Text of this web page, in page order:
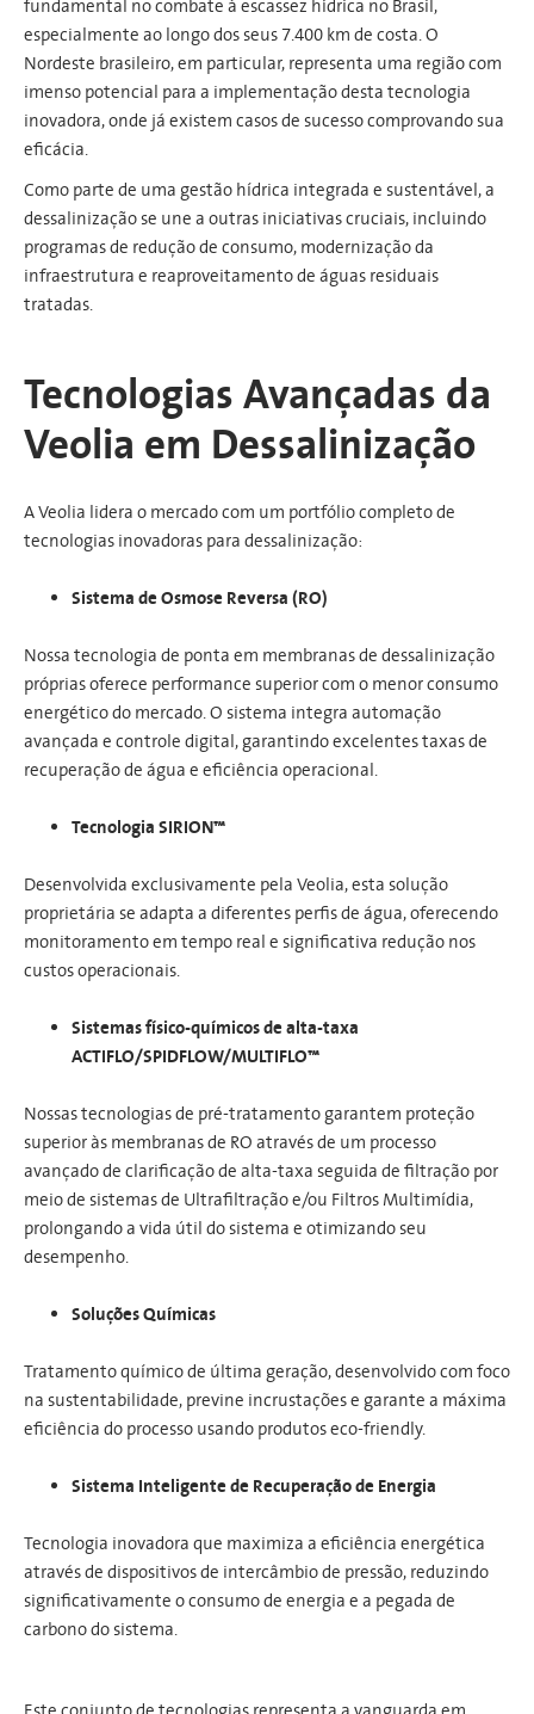
fundamental no combate à escassez hídrica no Brasil,
especialmente ao longo dos seus 7.400 km de costa. O
Nordeste brasileiro, em particular, representa uma região com
imenso potencial para a implementação desta tecnologia
inovadora, onde já existem casos de sucesso comprovando sua
eficácia.
Como parte de uma gestão hídrica integrada e sustentável, a
dessalinização se une a outras iniciativas cruciais, incluindo
programas de redução de consumo, modernização da
infraestrutura e reaproveitamento de águas residuais
tratadas.
Tecnologias Avançadas da
Veolia em Dessalinização
A Veolia lidera o mercado com um portfólio completo de
tecnologias inovadoras para dessalinização:
Sistema de Osmose Reversa (RO)
Nossa tecnologia de ponta em membranas de dessalinização
próprias oferece performance superior com o menor consumo
energético do mercado. O sistema integra automação
avançada e controle digital, garantindo excelentes taxas de
recuperação de água e eficiência operacional.
Tecnologia SIRION™
Desenvolvida exclusivamente pela Veolia, esta solução
proprietária se adapta a diferentes perfis de água, oferecendo
monitoramento em tempo real e significativa redução nos
custos operacionais.
Sistemas físico-químicos de alta-taxa
ACTIFLO/SPIDFLOW/MULTIFLO™
Nossas tecnologias de pré-tratamento garantem proteção
superior às membranas de RO através de um processo
avançado de clarificação de alta-taxa seguida de filtração por
meio de sistemas de Ultrafiltração e/ou Filtros Multimídia,
prolongando a vida útil do sistema e otimizando seu
desempenho.
Soluções Químicas
Tratamento químico de última geração, desenvolvido com foco
na sustentabilidade, previne incrustações e garante a máxima
eficiência do processo usando produtos eco-friendly.
Sistema Inteligente de Recuperação de Energia
Tecnologia inovadora que maximiza a eficiência energética
através de dispositivos de intercâmbio de pressão, reduzindo
significativamente o consumo de energia e a pegada de
carbono do sistema.